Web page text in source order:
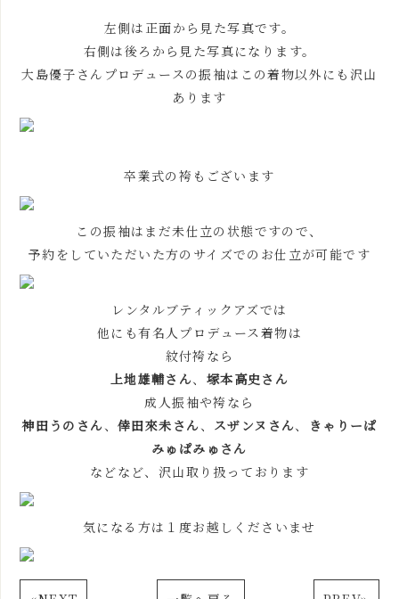
左側は正面から見た写真です。
右側は後ろから見た写真になります。
大島優子さんプロデュースの振袖はこの着物以外にも沢山
あります
卒業式の袴もございます
この振袖はまだ未仕立の状態ですので、
予約をしていただいた方のサイズでのお仕立が可能です
レンタルブティックアズでは
他にも有名人プロデュース着物は
紋付袴なら
上地雄輔さん、 塚本高史さん
成人振袖や袴なら
神田うのさん、倖田來未さん、 スザンヌさん、
きゃりーぱ
みゅぱみゅさん
などなど、沢山取り扱っております
気になる方は１度お越しくださいませ